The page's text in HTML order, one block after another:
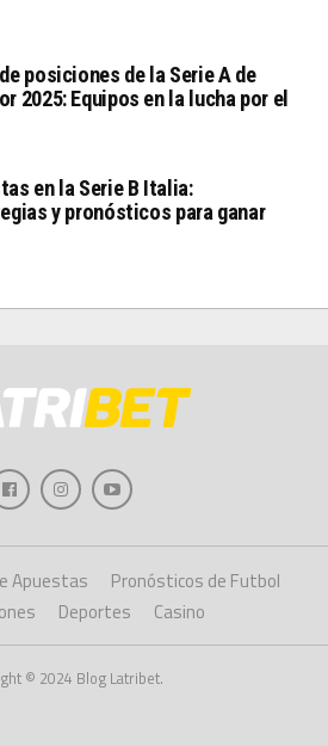
posiciones de la Serie A de
2025: Equipos en la lucha por el
en la Serie B Italia:
y pronósticos para ganar
Apuestas
Pronósticos de Futbol
Deportes Casino
© 2024 Blog Latribet.